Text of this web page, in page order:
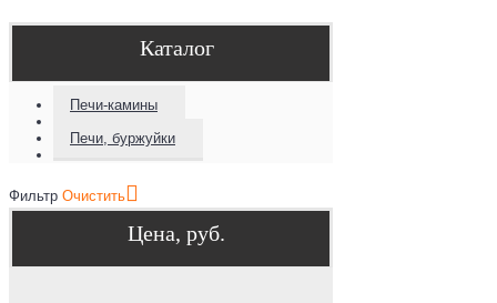
Каталог
Печи-камины
Печи, буржуйки
Фильтр Очистить
Цена, руб.